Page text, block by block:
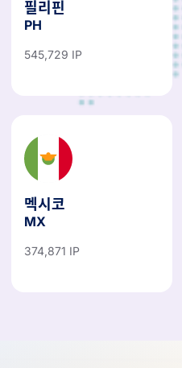
필리핀
PH
545,729 IP
멕시코
MX
374,871 IP